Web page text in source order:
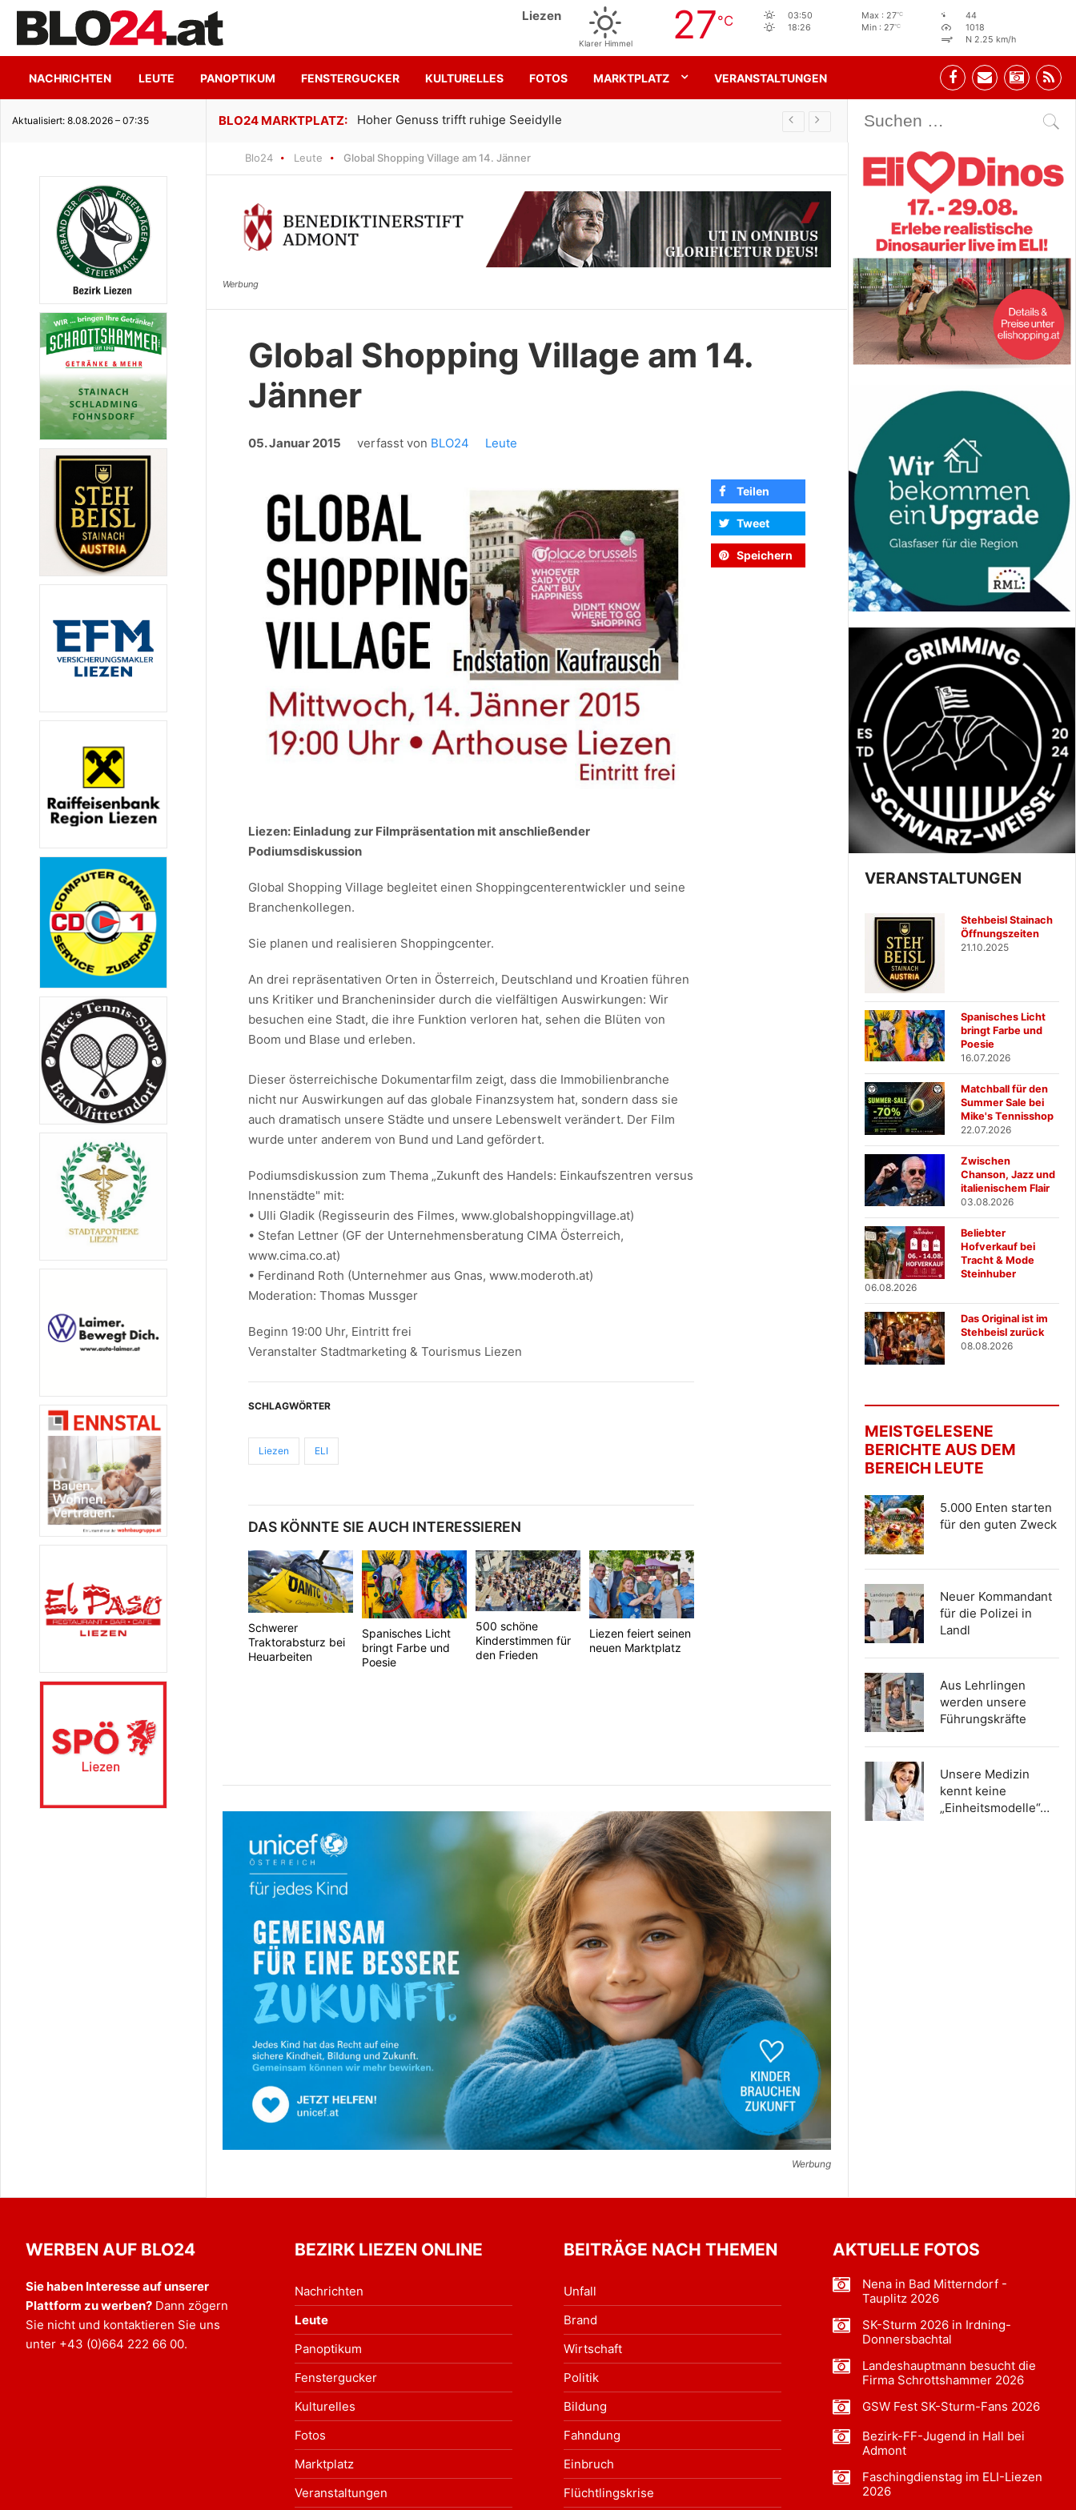
Liezen
Klarer Himmel 27°C
03:50
18:26
Max : 27°C
Min : 27°C
44
1018
N 2.25 km/h
NACHRICHTEN LEUTE PANOPTIKUM FENSTERGUCKER KULTURELLES FOTOS MARKTPLATZ VERANSTALTUNGEN
Aktualisiert: 8.08.2026 – 07:35
Seeidylle Gemeinsam für den SK Sturm Stehbeisl Stainach Öffnungszeiten
Blo24 Leute Global Shopping Village am 14. Jänner
Global Shopping Village am 14.
Jänner
05. Januar 2015 verfasst von BLO24 Leute
Liezen: Einladung zur Filmpräsentation mit anschließender
Podiumsdiskussion
Global Shopping Village begleitet einen Shoppingcenterentwickler und seine
Branchenkollegen.
Sie planen und realisieren Shoppingcenter.
An drei repräsentativen Orten in Österreich, Deutschland und Kroatien führen
uns Kritiker und Brancheninsider durch die vielfältigen Auswirkungen: Wir
besuchen eine Stadt, die ihre Funktion verloren hat, sehen die Blüten von
Boom und Blase und erleben.
Dieser österreichische Dokumentarfilm zeigt, dass die Immobilienbranche
nicht nur Auswirkungen auf das globale Finanzsystem hat, sondern dass sie
auch dramatisch unsere Städte und unsere Lebenswelt verändert. Der Film
wurde unter anderem von Bund und Land gefördert.
Podiumsdiskussion zum Thema „Zukunft des Handels: Einkaufszentren versus
Innenstädte" mit:
• Ulli Gladik (Regisseurin des Filmes, www.globalshoppingvillage.at)
• Stefan Lettner (GF der Unternehmensberatung CIMA Österreich,
www.cima.co.at)
• Ferdinand Roth (Unternehmer aus Gnas, www.moderoth.at)
Moderation: Thomas Mussger
Beginn 19:00 Uhr, Eintritt frei
Veranstalter Stadtmarketing & Tourismus Liezen
SCHLAGWÖRTER
Liezen ELI
DAS KÖNNTE SIE AUCH INTERESSIEREN
Schwerer
Traktorabsturz bei
Heuarbeiten
Spanisches Licht
bringt Farbe und
Poesie
500 schöne
Kinderstimmen für
den Frieden
Liezen feiert seinen
neuen Marktplatz
Teilen
Tweet
Speichern
Werbung
VERANSTALTUNGEN
Stehbeisl Stainach
Öffnungszeiten
21.10.2025
Spanisches Licht
bringt Farbe und
Poesie
16.07.2026
Matchball für den
Summer Sale bei
Mike's Tennisshop
22.07.2026
Zwischen
Chanson, Jazz und
italienischem Flair
03.08.2026
Beliebter
Hofverkauf bei
Tracht & Mode
Steinhuber
06.08.2026
Das Original ist im
Stehbeisl zurück
08.08.2026
MEISTGELESENE
BERICHTE AUS DEM
BEREICH LEUTE
5.000 Enten starten
für den guten Zweck
Neuer Kommandant
für die Polizei in
Landl
Aus Lehrlingen
werden unsere
Führungskräfte
Unsere Medizin
kennt keine
„Einheitsmodelle“…
WERBEN AUF BLO24
Sie haben Interesse auf unserer
Plattform zu werben? Dann zögern
Sie nicht und kontaktieren Sie uns
unter +43 (0)664 222 66 00.
BEZIRK LIEZEN ONLINE
Nachrichten
Leute
Panoptikum
Fenstergucker
Kulturelles
Fotos
Marktplatz
Veranstaltungen
BEITRÄGE NACH THEMEN
Unfall
Brand
Wirtschaft
Politik
Bildung
Fahndung
Einbruch
Flüchtlingskrise
AKTUELLE FOTOS
Nena in Bad Mitterndorf -
Tauplitz 2026
SK-Sturm 2026 in Irdning-
Donnersbachtal
Landeshauptmann besucht die
Firma Schrottshammer 2026
GSW Fest SK-Sturm-Fans 2026
Bezirk-FF-Jugend in Hall bei
Admont
Faschingdienstag im ELI-Liezen
2026